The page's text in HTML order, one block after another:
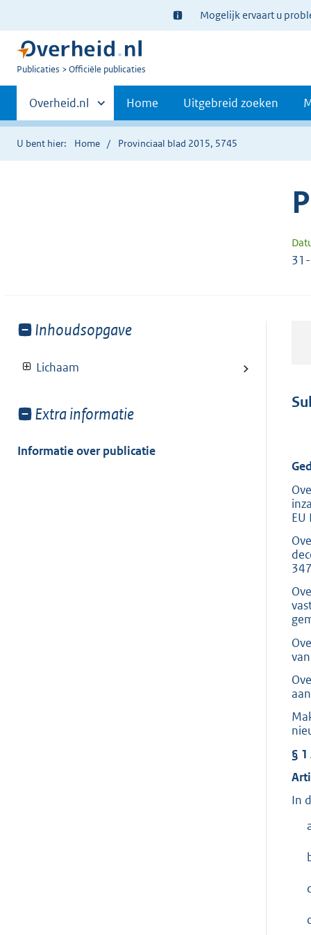
Ter
informatie:
Mogelijk ervaart u
U
Publicaties Officiële publicaties
Primaire
navigatie
Andere
sites
binnen
Overheid.nl Home Uitgebreid zoeken
U bent hier: Home Provinciaal blad 2015, 5745
Toon
van:
Inhoudsopgave
Lichaam
Toon
van:
Extra informatie
Informatie over publicatie
§
In